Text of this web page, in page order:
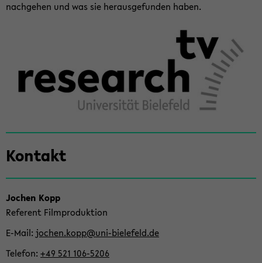
Haupt­
halt
der
Sek­
ti­
wech­
Kon­takt
Jo­chen Kopp
Re­fe­rent Film­pro­duk­ti­on
E-​Mail jo­chen.kopp@uni-​bielefeld.de
Te­le­fon +49 521 106-​5206
nach­ge­hen und was sie her­aus­ge­fun­den haben.